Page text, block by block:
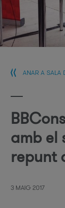
ANAR A SALA
amb el
repunt
3 MAIG 2017